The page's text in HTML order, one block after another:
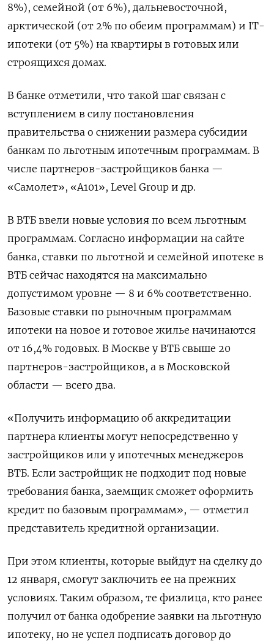
8%), семейной (от 6%), дальневосточной,
арктической (от 2% по обеим программам) и IT-
ипотеки (от 5%) на квартиры в готовых или
строящихся домах.
В банке отметили, что такой шаг связан с
вступлением в силу постановления
правительства о снижении размера субсидии
банкам по льготным ипотечным программам. В
числе партнеров-застройщиков банка —
«Самолет», «А101», Level Group и др.
В ВТБ ввели новые условия по всем льготным
программам. Согласно информации на сайте
банка, ставки по льготной и семейной ипотеке в
ВТБ сейчас находятся на максимально
допустимом уровне — 8 и 6% соответственно.
Базовые ставки по рыночным программам
ипотеки на новое и готовое жилье начинаются
от 16,4% годовых. В Москве у ВТБ свыше 20
партнеров-застройщиков, а в Московской
области — всего два.
«Получить информацию об аккредитации
партнера клиенты могут непосредственно у
застройщиков или у ипотечных менеджеров
ВТБ. Если застройщик не подходит под новые
требования банка, заемщик сможет оформить
кредит по базовым программам», — отметил
представитель кредитной организации.
При этом клиенты, которые выйдут на сделку до
12 января, смогут заключить ее на прежних
условиях. Таким образом, те физлица, кто ранее
получил от банка одобрение заявки на льготную
ипотеку, но не успел подписать договор до